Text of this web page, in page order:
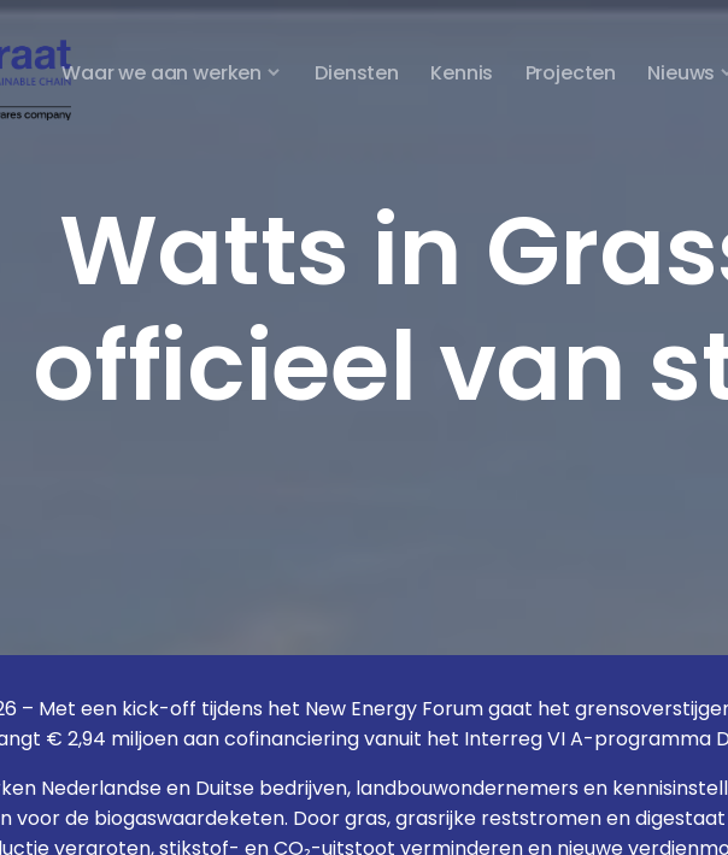
Waar we aan werken Diensten Kennis Projecten Nieuws
Watts in
officieel van
– Met een kick-off tijdens het New Energy Forum gaat het
€ 2,94 miljoen aan cofinanciering vanuit het Interreg VI A-programma
Nederlandse en Duitse bedrijven, landbouwondernemers en
voor de biogaswaardeketen. Door gras, grasrijke reststromen en
vergroten, stikstof- en CO₂-uitstoot verminderen en nieuwe